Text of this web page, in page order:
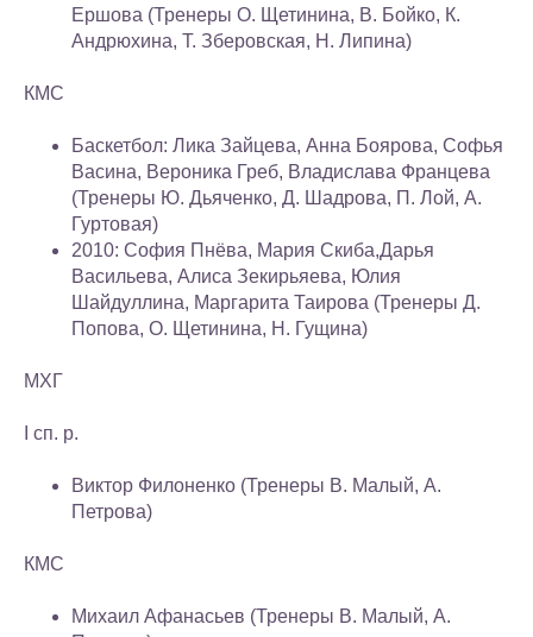
Ершова (Тренеры О. Щетинина, В. Бойко, К.
Андрюхина, Т. Зберовская, Н. Липина)
КМС
Баскетбол: Лика Зайцева, Анна Боярова, Софья
Васина, Вероника Греб, Владислава Францева
(Тренеры Ю. Дьяченко, Д. Шадрова, П. Лой, А.
Гуртовая)
2010: София Пнёва, Мария Скиба,Дарья
Васильева, Алиса Зекирьяева, Юлия
Шайдуллина, Маргарита Таирова (Тренеры Д.
Попова, О. Щетинина, Н. Гущина)
МХГ
I сп. р.
Виктор Филоненко (Тренеры В. Малый, А.
Петрова)
КМС
Михаил Афанасьев (Тренеры В. Малый, А.